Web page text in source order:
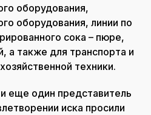
оборудования,
оборудования, линии по
сока – пюре,
а также для транспорта и
техники.
еще один представитель
иска просили